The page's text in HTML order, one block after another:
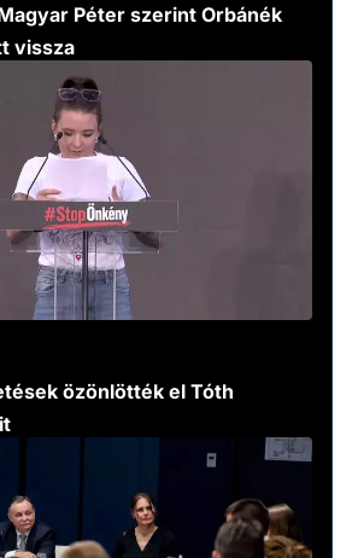
Péter szerint Orbánék
vissza
özönlötték el Tóth